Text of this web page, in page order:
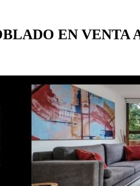
EN VENTA